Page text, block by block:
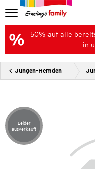
50% auf alle
in
Jungen-Hemden
Artikel leider ausverkauft
Leider
ausverkauft